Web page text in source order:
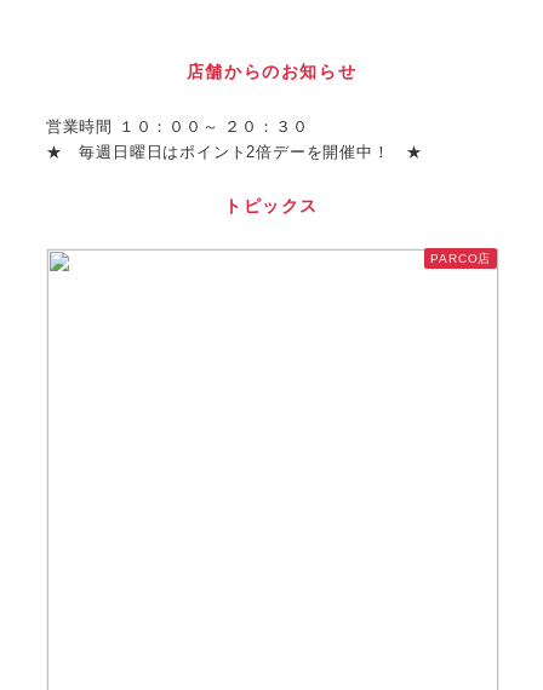
店舗からのお知らせ
営業時間 １０：００～ ２０：３０
★ 毎週日曜日はポイント2倍デーを開催中！ ★
トピックス
PARCO店